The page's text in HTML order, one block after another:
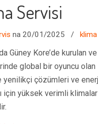
Servisi
na 20/01/2025 / klima
Güney Kore’de kurulan
global bir oyuncu olan
çözümleri ve
için yüksek verimli